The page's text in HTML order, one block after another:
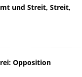
und Streit, Streit,
Opposition